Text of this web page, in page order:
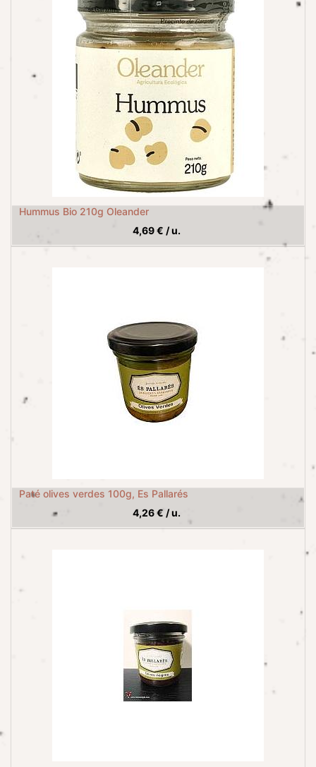
Hummus Bio 210g Oleander
4,69€ /u.
Paté olives verdes 100g, Es Pallarés
4,26€ /u.